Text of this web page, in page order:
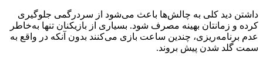
داشتن دید کلی به چالش‌ها باعث می‌شود از سردرگمی جلوگیری
کرده و زمانتان بهینه مصرف شود. بسیاری از بازیکنان تنها به‌خاطر
عدم برنامه‌ریزی، چندین ساعت بازی می‌کنند بدون آنکه در واقع به
سمت گلد شدن پیش بروند.